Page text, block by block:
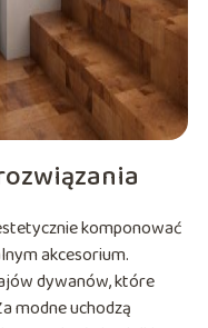
komponować
akcesorium.
dywanów, które
modne uchodzą